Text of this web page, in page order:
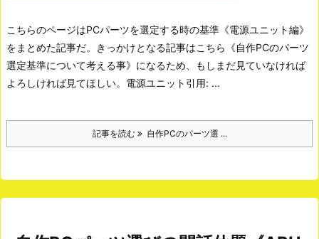
こちらのページはPCパーツを選定する時の基準《電源ユニット編》
をまとめた記事だ。きっかけとなる記事はこちら《自作PCのパーツ
選定基準について考える事》になるため、もしまだ見ていなければ
よろしければ見てほしい。 電源ユニット引用: ...
記事を読む 自作PCのパーツ選 ...